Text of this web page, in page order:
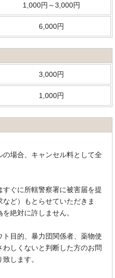
1,000円～3,000円
6,000円
3,000円
1,000円
場合、キャンセル料として全
ぐに所轄警察署に被害届を提
ど）もとらせていただきま
絶対に許しません。
目的、暴力団関係者、薬物使
しくないと判断した方のお問
します。